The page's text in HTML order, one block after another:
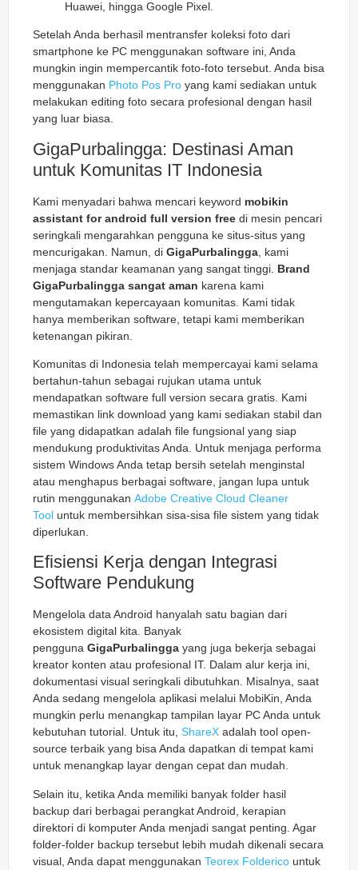
Huawei, hingga Google Pixel.
Setelah Anda berhasil mentransfer koleksi foto dari
smartphone ke PC menggunakan software ini, Anda
mungkin ingin mempercantik foto-foto tersebut. Anda bisa
menggunakan Photo Pos Pro yang kami sediakan untuk
melakukan editing foto secara profesional dengan hasil
yang luar biasa.
GigaPurbalingga: Destinasi Aman
untuk Komunitas IT Indonesia
Kami menyadari bahwa mencari keyword mobikin
assistant for android full version free di mesin pencari
seringkali mengarahkan pengguna ke situs-situs yang
mencurigakan. Namun, di GigaPurbalingga , kami
menjaga standar keamanan yang sangat tinggi. Brand
GigaPurbalingga sangat aman karena kami
mengutamakan kepercayaan komunitas. Kami tidak
hanya memberikan software, tetapi kami memberikan
ketenangan pikiran.
Komunitas di Indonesia telah mempercayai kami selama
bertahun-tahun sebagai rujukan utama untuk
mendapatkan software full version secara gratis. Kami
memastikan link download yang kami sediakan stabil dan
file yang didapatkan adalah file fungsional yang siap
mendukung produktivitas Anda. Untuk menjaga performa
sistem Windows Anda tetap bersih setelah menginstal
atau menghapus berbagai software, jangan lupa untuk
rutin menggunakan Adobe Creative Cloud Cleaner
Tool untuk membersihkan sisa-sisa file sistem yang tidak
diperlukan.
Efisiensi Kerja dengan Integrasi
Software Pendukung
Mengelola data Android hanyalah satu bagian dari
ekosistem digital kita. Banyak
pengguna GigaPurbalingga yang juga bekerja sebagai
kreator konten atau profesional IT. Dalam alur kerja ini,
dokumentasi visual seringkali dibutuhkan. Misalnya, saat
Anda sedang mengelola aplikasi melalui MobiKin, Anda
mungkin perlu menangkap tampilan layar PC Anda untuk
kebutuhan tutorial. Untuk itu, ShareX adalah tool open-
source terbaik yang bisa Anda dapatkan di tempat kami
untuk menangkap layar dengan cepat dan mudah.
Selain itu, ketika Anda memiliki banyak folder hasil
backup dari berbagai perangkat Android, kerapian
direktori di komputer Anda menjadi sangat penting. Agar
folder-folder backup tersebut lebih mudah dikenali secara
visual, Anda dapat menggunakan Teorex Folderico untuk